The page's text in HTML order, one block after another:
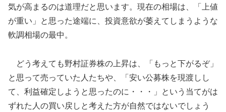
気が高まるのは道理だと思います。現在の相場は、「上値
が重い」と思った途端に、投資意欲が萎えてしまうような
軟調相場の最中。
どう考えても野村証券株の上昇は、「もっと下がるぞ」
と思って売っていた人たちや、「安い公募株を現渡しし
て、利益確定しようと思ったのに・・・」という当てがは
ずれた人の買い戻しと考えた方が自然ではないでしょう